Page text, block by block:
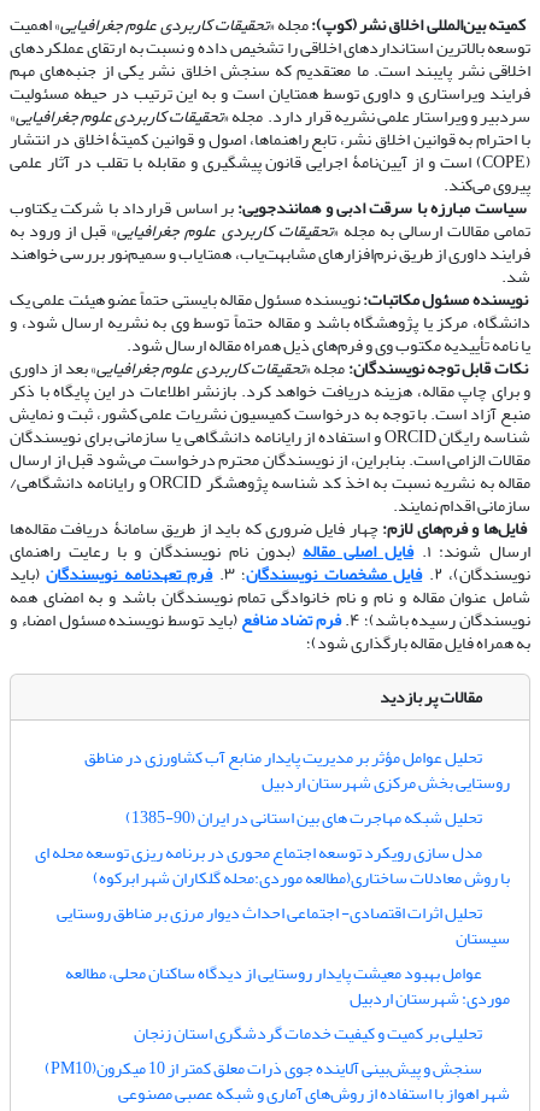
​​​​​​​کمیته بین‌المللی اخلاق نشر (کوپ):مجله «تحقیقات کاربردی علوم جغرافیایی» اهمیت
توسعه بالاترین استانداردهای اخلاقی را تشخیص داده و نسبت به ارتقای عملکردهای
اخلاقی نشر پایبند است. ما معتقدیم که سنجش اخلاق نشر یکی از جنبه‌های مهم
فرایند ویراستاری و داوری توسط همتایان است و به این ترتیب در حیطه مسئولیت
سردبیر و ویراستار علمی نشریه قرار دارد. مجله «تحقیقات کاربردی علوم جغرافیایی»
با احترام به قوانین اخلاق نشر، تابع راهنماها، اصول و قوانین کمیتۀ اخلاق در انتشار
(COPE) است و از آیین‌نامۀ اجرایی قانون پیشگیری و مقابله با تقلب در آثار علمی
پیروی می‌کند.
​​​​​​​سیاست مبارزه با سرقت ادبی و همانندجویی:بر اساس قرارداد با شرکت یکتاوب
تمامی مقالات ارسالی به مجله «تحقیقات کاربردی علوم جغرافیایی» قبل از ورود به
فرایند داوری از طریق نرم‌افزارهای مشابهت‌یاب، همتایاب و سمیم‌نور بررسی خواهند
شد.
​​​​​​​نویسنده مسئول مکاتبات:نویسنده مسئول مقاله بایستی حتماً عضو هیئت علمی یک
دانشگاه، مرکز یا پژوهشگاه باشد و مقاله حتماً توسط وی به نشریه ارسال شود، و
یا نامه تأییدیه مکتوب وی و فرم‌های ذیل همراه مقاله ارسال شود.
​​​​​​​نکات قابل توجه نویسندگان:مجله «تحقیقات کاربردی علوم جغرافیایی» بعد از داوری
و برای چاپ مقاله، هزینه دریافت خواهد کرد. بازنشر اطلاعات در این پایگاه با ذکر
منبع آزاد است. با توجه به درخواست کمیسیون نشریات علمی کشور، ثبت و نمایش
شناسه رایگان ORCID و استفاده از رایانامه دانشگاهی یا سازمانی برای نویسندگان
مقالات الزامی است. بنابراین، از نویسندگان محترم درخواست می‌شود قبل از ارسال
مقاله به نشریه نسبت به اخذ کد شناسه پژوهشگر ORCID و رایانامه دانشگاهی/
سازمانی اقدام نمایند.
​​​​​​​فایل‌ها و فرم‌های لازم:چهار فایل ضروری که باید از طریق سامانۀ دریافت مقاله‌ها
ارسال شوند: ۱. فایل اصلی مقاله(بدون نام نویسندگان و با رعایت راهنمای
نویسندگان)، ۲. فایل مشخصات نویسندگان؛ ۳. فرم تعهدنامه نویسندگان(باید
شامل عنوان مقاله و نام و نام خانوادگی تمام نویسندگان باشد و به امضای همه
نویسندگان رسیده باشد)؛ ۴. فرم تضاد منافع(باید توسط نویسنده مسئول امضاء و
به همراه فایل مقاله بارگذاری شود)؛
مقالات پر بازدید
تحلیل عوامل مؤثر بر مدیریت پایدار منابع آب کشاورزی در مناطق
روستایی بخش مرکزی شهرستان اردبیل
تحلیل شبکه مهاجرت های بین استانی در ایران (90-1385)
مدل سازی رویکرد توسعه اجتماع محوری در برنامه ریزی توسعه محله ای
با روش معادلات ساختاری(مطالعه موردی:محله گلکاران شهر ابرکوه)
تحلیل اثرات اقتصادی- اجتماعی احداث دیوار مرزی بر مناطق روستایی
سیستان
عوامل بهبود معیشت پایدار روستایی از دیدگاه ساکنان محلی، مطالعه
موردی: شهرستان اردبیل
تحلیلی بر کمیت و کیفیت خدمات گردشگری استان زنجان
سنجش و پیش‌بینی آلاینده جوی ذرات معلق کمتر از 10 میکرون(PM10)
شهر اهواز با استفاده از روش‌های آماری و شبکه عصبی مصنوعی